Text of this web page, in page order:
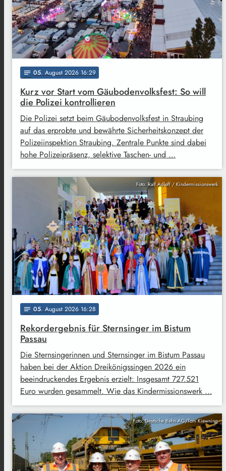
notes 05. August 2026 16:29
Kurz vor Start vom Gäubodenvolksfest: So will
die Polizei kontrollieren
Die Polizei setzt beim Gäubodenvolksfest in Straubing
auf das erprobte und bewährte Sicherheitskonzept der
Polizeiinspektion Straubing. Zentrale Punkte sind dabei
hohe Polizeipräsenz, selektive Taschen- und …
Foto: Ralf Adloff / Kindermissionswerk
notes 05. August 2026 16:28
Rekordergebnis für Sternsinger im Bistum
Passau
Die Sternsingerinnen und Sternsinger im Bistum Passau
haben bei der Aktion Dreikönigssingen 2026 ein
beeindruckendes Ergebnis erzielt: Insgesamt 727.521
Euro wurden gesammelt. Wie das Kindermissionswerk …
Foto: Deutsche Bahn AG/Tom Kiewning